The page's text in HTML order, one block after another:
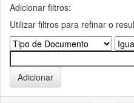
Adicionar filtros:
Utilizar filtros para refinar o